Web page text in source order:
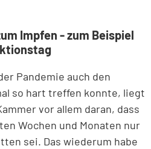
Impfen - zum Beispiel
Pandemie auch den
so hart treffen konnte, liegt
vor allem daran, dass
Wochen und Monaten nur
sei. Das wiederum habe